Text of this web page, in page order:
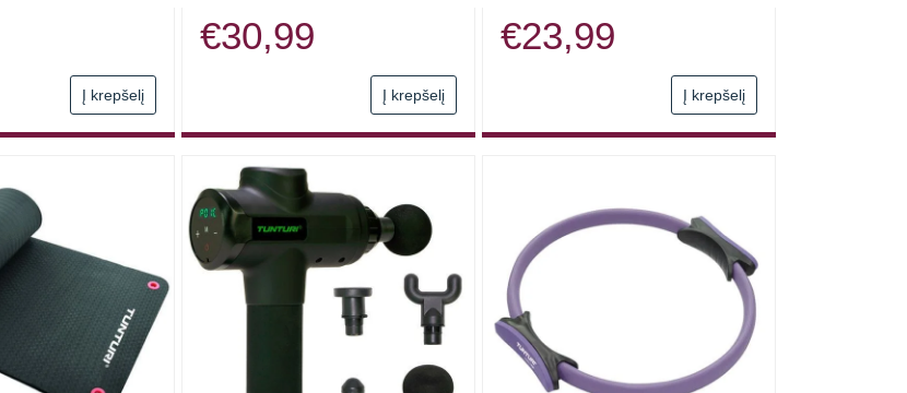
Į krepšelį
€30,99
Į krepšelį
€23,99
Į krepšelį